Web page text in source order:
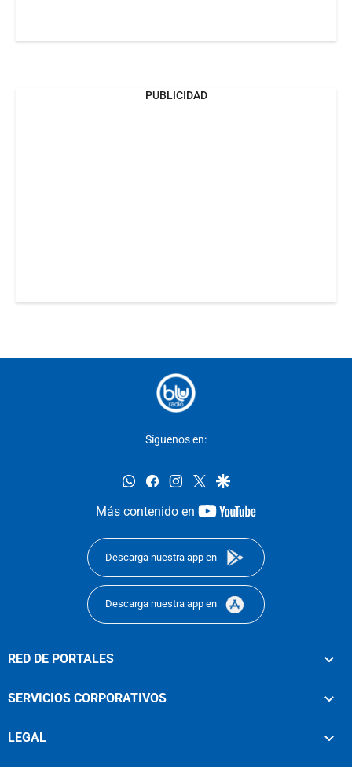
PUBLICIDAD
Síguenos en:
whatsappfacebookinstagram
twittergoogle
Más contenido en
youtube-
Descarga nuestra app en
Descarga nuestra app en
RED DE PORTALES
SERVICIOS CORPORATIVOS
LEGAL